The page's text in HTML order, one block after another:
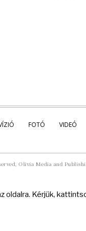
FOTÓ VIDEÓ
Olivia Media and
Kérjük,